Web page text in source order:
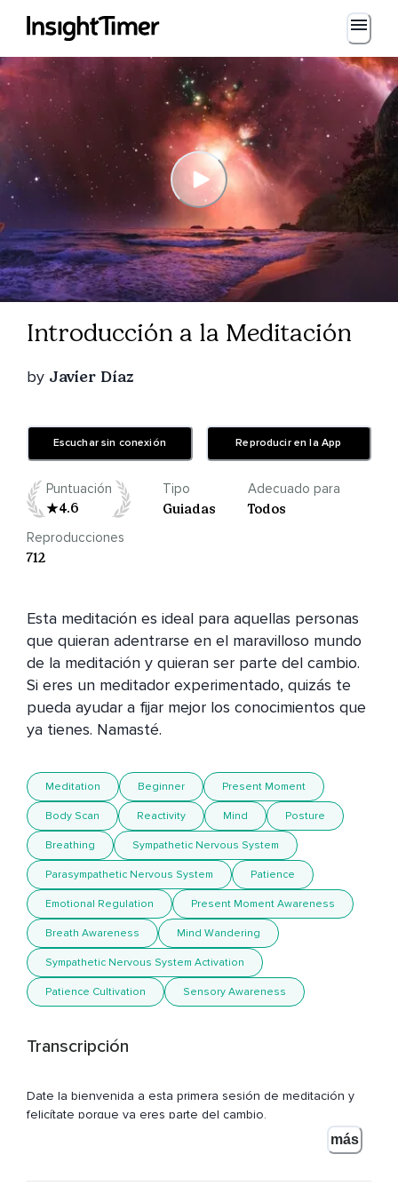
Introducción a la Meditación
by Javier Díaz
Escuchar sin conexión Reproducir en la App
Puntuación
4.6
Tipo
Guiadas
Adecuado para
Todos
Reproducciones
712
Esta meditación es ideal para aquellas personas
que quieran adentrarse en el maravilloso mundo
de la meditación y quieran ser parte del cambio.
Si eres un meditador experimentado, quizás te
pueda ayudar a fijar mejor los conocimientos que
ya tienes. Namasté.
Meditation Beginner Present Moment
Body Scan Reactivity Mind Posture
Breathing Sympathetic Nervous System
Parasympathetic Nervous System Patience
Emotional Regulation Present Moment Awareness
Breath Awareness Mind Wandering
Sympathetic Nervous System Activation
Patience Cultivation Sensory Awareness
Transcripción
Date la bienvenida a esta primera sesión de meditación y
felicítate porque ya eres parte del cambio.
más